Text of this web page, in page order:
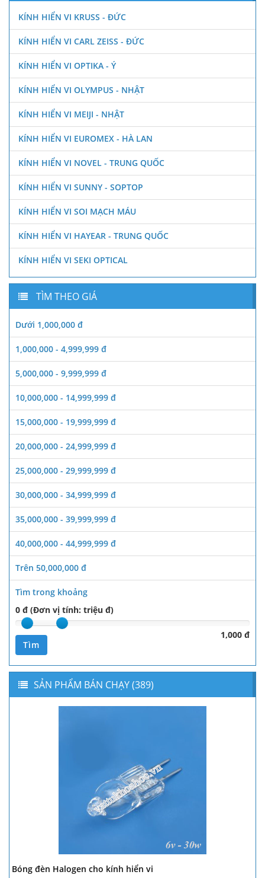
KÍNH HIỂN VI KRUSS - ĐỨC
KÍNH HIỂN VI CARL ZEISS - ĐỨC
KÍNH HIỂN VI OPTIKA - Ý
KÍNH HIỂN VI OLYMPUS - NHẬT
KÍNH HIỂN VI MEIJI - NHẬT
KÍNH HIỂN VI EUROMEX - HÀ LAN
KÍNH HIỂN VI NOVEL - TRUNG QUỐC
KÍNH HIỂN VI SUNNY - SOPTOP
KÍNH HIỂN VI SOI MẠCH MÁU
KÍNH HIỂN VI HAYEAR - TRUNG QUỐC
KÍNH HIỂN VI SEKI OPTICAL
TÌM THEO GIÁ
Dưới 1,000,000 đ
1,000,000 - 4,999,999 đ
5,000,000 - 9,999,999 đ
10,000,000 - 14,999,999 đ
15,000,000 - 19,999,999 đ
20,000,000 - 24,999,999 đ
25,000,000 - 29,999,999 đ
30,000,000 - 34,999,999 đ
35,000,000 - 39,999,999 đ
40,000,000 - 44,999,999 đ
Trên 50,000,000 đ
Tìm trong khoảng
0 đ (Đơn vị tính: triệu đ)
1,000 đ
Tìm
SẢN PHẨM BÁN CHẠY (389)
Bóng đèn Halogen cho kính hiển vi